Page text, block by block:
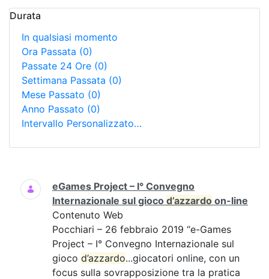
Durata
In qualsiasi momento
Ora Passata (0)
Passate 24 Ore (0)
Settimana Passata (0)
Mese Passato (0)
Anno Passato (0)
Intervallo Personalizzato…
Ricerca
eGames Project – I° Convegno
Internazionale sul gioco d’azzardo on-line
Contenuto Web
Pocchiari – 26 febbraio 2019 “e-Games
Project – I° Convegno Internazionale sul
gioco d’azzardo...giocatori online, con un
focus sulla sovrapposizione tra la pratica